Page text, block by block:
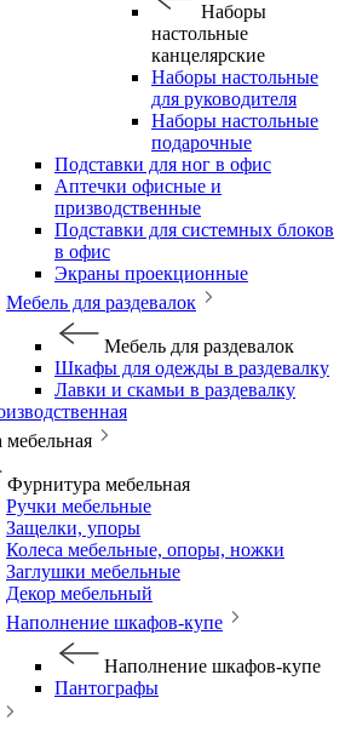
Наборы
настольные
канцелярские
Наборы настольные
для руководителя
Наборы настольные
подарочные
Подставки для ног в офис
Аптечки офисные и
призводственные
Подставки для системных блоков
в офис
Экраны проекционные
Мебель для раздевалок
Мебель для раздевалок
Шкафы для одежды в раздевалку
Лавки и скамьи в раздевалку
Фурнитура мебельная
Ручки мебельные
Защелки, упоры
Колеса мебельные, опоры, ножки
Заглушки мебельные
Декор мебельный
Наполнение шкафов-купе
Наполнение шкафов-купе
Пантографы